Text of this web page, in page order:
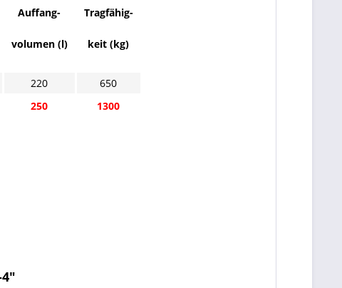
Auffang-
volumen (l)
Tragfähig-
keit (kg)
220
650
250 1300